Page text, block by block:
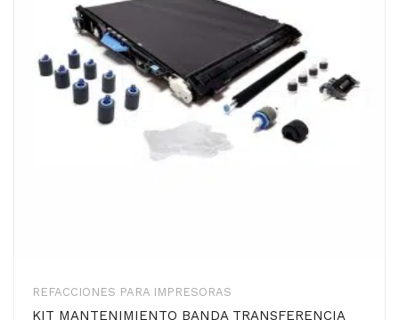
REFACCIONES PARA IMPRESORAS
KIT MANTENIMIENTO BANDA TRANSFERENCIA